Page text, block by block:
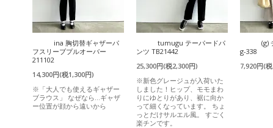
ina 胸切替ギャザーパ
フスリーブプルオーバー
211102
14,300円(税1,300円)
※「大人でも使えるギャザー
ブラウス」 なぜなら…ギャザ
ー位置が顔から遠いから
tumugu テーパードパ
ンツ TB21442
25,300円(税2,300円)
※新色グレージュが入荷いた
しました！ヒップ、モモまわ
りにゆとりがあり、裾に向か
って細くなっています。 ちょ
っとだけサルエル風。 すごく
楽チンです。
(g)
g-338
7,920円(